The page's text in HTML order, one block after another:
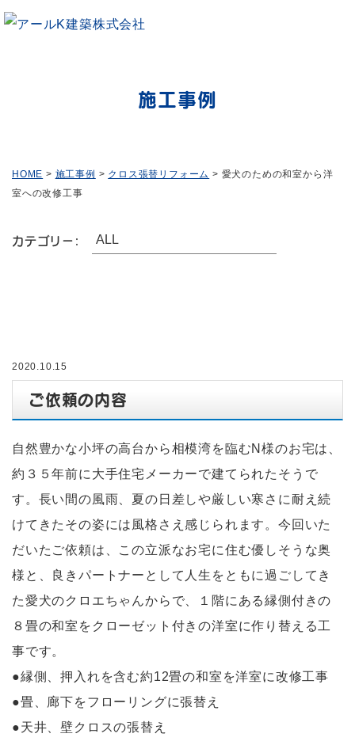
施工事例
HOME > 施工事例 > クロス張替リフォーム > 愛犬のための和室から洋
室への改修工事
カテゴリー:
2020.10.15
ご依頼の内容
自然豊かな小坪の高台から相模湾を臨むN様のお宅は、
約３５年前に大手住宅メーカーで建てられたそうで
す。長い間の風雨、夏の日差しや厳しい寒さに耐え続
けてきたその姿には風格さえ感じられます。今回いた
だいたご依頼は、この立派なお宅に住む優しそうな奥
様と、良きパートナーとして人生をともに過ごしてき
た愛犬のクロエちゃんからで、１階にある縁側付きの
８畳の和室をクローゼット付きの洋室に作り替える工
事です。
●縁側、押入れを含む約12畳の和室を洋室に改修工事
●畳、廊下をフローリングに張替え
●天井、壁クロスの張替え